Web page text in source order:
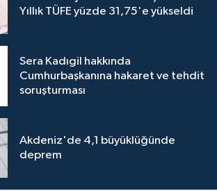
Yıllık TÜFE yüzde 31,75'e yükseldi
Sera Kadıgil hakkında
Cumhurbaşkanına hakaret ve tehdit
soruşturması
Akdeniz'de 4,1 büyüklüğünde
deprem